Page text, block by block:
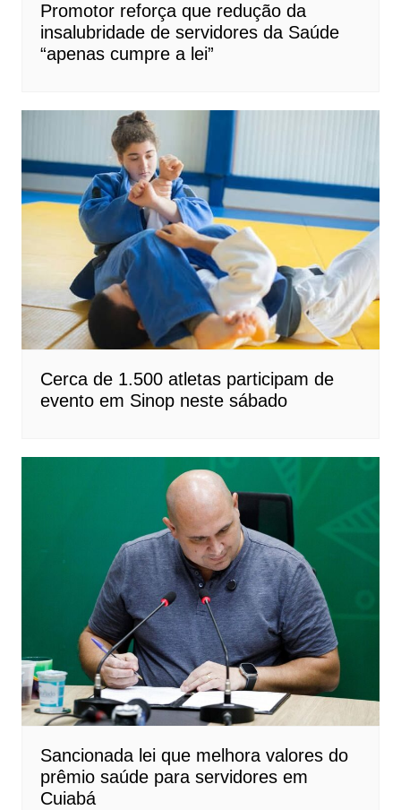
Promotor reforça que redução da
insalubridade de servidores da Saúde
“apenas cumpre a lei”
Cerca de 1.500 atletas participam de
evento em Sinop neste sábado
Sancionada lei que melhora valores do
prêmio saúde para servidores em
Cuiabá